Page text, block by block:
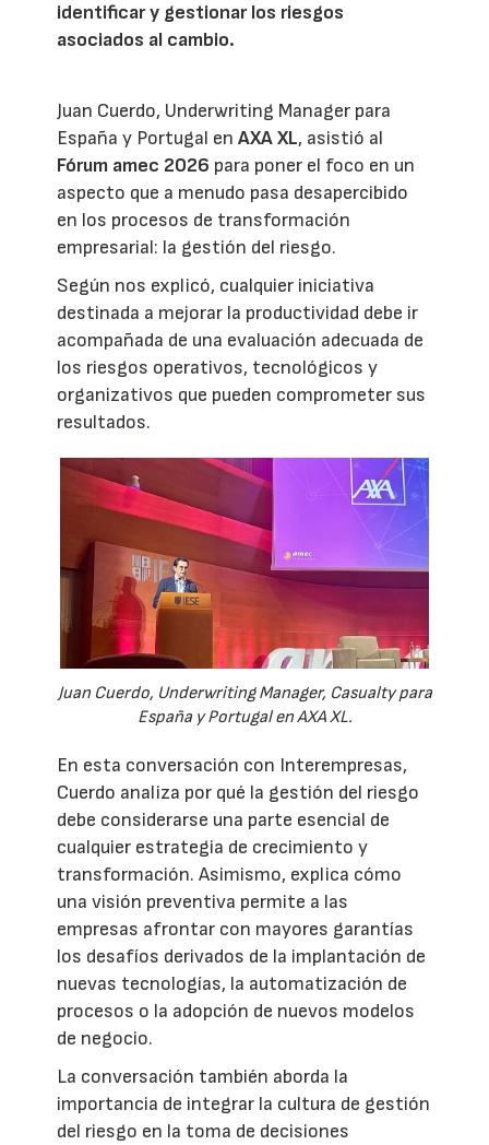
identificar y gestionar los riesgos
asociados al cambio.
Juan Cuerdo, Underwriting Manager para
España y Portugal enAXA XL, asistió al
Fórum amec 2026 para poner el foco en un
aspecto que a menudo pasa desapercibido
en los procesos de transformación
empresarial: la gestión del riesgo.
Según nos explicó, cualquier iniciativa
destinada a mejorar la productividad debe ir
acompañada de una evaluación adecuada de
los riesgos operativos, tecnológicos y
organizativos que pueden comprometer sus
resultados.
Juan Cuerdo, Underwriting Manager, Casualty para
España y Portugal en AXA XL.
En esta conversación con Interempresas,
Cuerdo analiza por qué la gestión del riesgo
debe considerarse una parte esencial de
cualquier estrategia de crecimiento y
transformación. Asimismo, explica cómo
una visión preventiva permite a las
empresas afrontar con mayores garantías
los desafíos derivados de la implantación de
nuevas tecnologías, la automatización de
procesos o la adopción de nuevos modelos
de negocio.
La conversación también aborda la
importancia de integrar la cultura de gestión
del riesgo en la toma de decisiones